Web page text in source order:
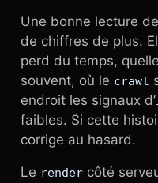
Une bonne lecture
de chiffres de plus.
perd du temps,
souvent, où le crawl
endroit les signaux d’
faibles. Si cette
corrige au hasard.
Le render côté